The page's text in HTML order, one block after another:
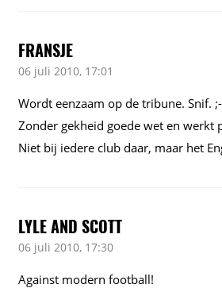
FRANSJE
06 juli 2010, 17:01
Wordt eenzaam op de tribune. Snif.
Zonder gekheid goede wet en werkt
Niet bij iedere club daar, maar het
LYLE AND SCOTT
06 juli 2010, 17:30
Against modern football!